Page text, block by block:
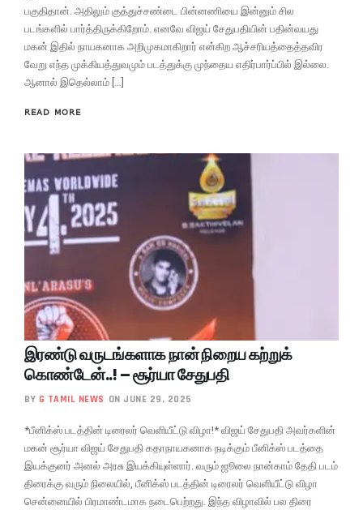
பகுதிதான். அதிலும் குத்துச்சண்டை பின்னணியை இன்னும் சில
படங்களில் பார்த்திருக்கிறோம். எனவே விஜய் சேதுபதியின் பதின்வயது
மகன் இதில் நாயகனாக அறிமுகமாகிறார் என்கிற ஆச்சரியத்தைத்தவிர
வேறு எந்த முக்கியத்துவமும் படத்துக்கு முந்தைய எதிர்பார்ப்பில் இல்லை.
ஆனால் இதெல்லாம் […]
READ MORE
இரண்டு வருடங்களாக நான் நிறைய கற்றுக்
கொண்டேன்..! – சூர்யா சேதுபதி
BY G TAMIL NEWS ON JUNE 29, 2025
*பீனிக்ஸ் படத்தின் டிரைலர் வெளியீட்டு விழா!* விஜய் சேதுபதி அவர்களின்
மகன் சூர்யா விஜய் சேதுபதி கதாநாயகனாக நடிக்கும் பீனிக்ஸ் படத்தை
இயக்குனர் அனல் அரசு இயக்கியுள்ளார். வரும் ஜூலை நான்காம் தேதி படம்
திரைக்கு வரும் நிலையில், பீனிக்ஸ் படத்தின் டிரைலர் வெளியீட்டு விழா
சென்னையில் பிரமாண்டமாக நடைபெற்றது. இந்த விழாவில் பல திரை